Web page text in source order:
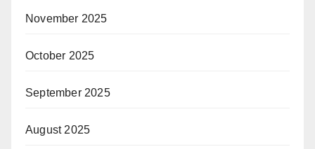
November 2025
October 2025
September 2025
August 2025